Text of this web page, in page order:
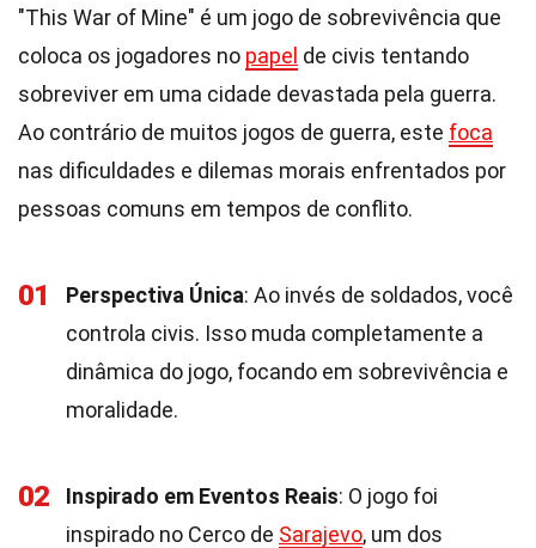
"This War of Mine" é um jogo de sobrevivência que
coloca os jogadores no papel de civis tentando
sobreviver em uma cidade devastada pela guerra.
Ao contrário de muitos jogos de guerra, este foca
nas dificuldades e dilemas morais enfrentados por
pessoas comuns em tempos de conflito.
01 Perspectiva Única: Ao invés de soldados, você
controla civis. Isso muda completamente a
dinâmica do jogo, focando em sobrevivência e
moralidade.
02 Inspirado em Eventos Reais: O jogo foi
inspirado no Cerco de Sarajevo, um dos